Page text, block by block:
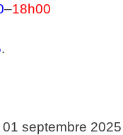
–18h00
.
septembre 2025